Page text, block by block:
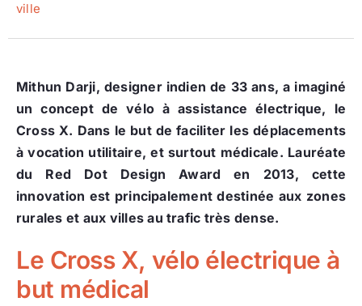
ville
Mithun Darji, designer indien de 33 ans, a imaginé
un concept de vélo à assistance électrique, le
Cross X. Dans le but de faciliter les déplacements
à vocation utilitaire, et surtout médicale. Lauréate
du Red Dot Design Award en 2013, cette
innovation est principalement destinée aux zones
rurales et aux villes au trafic très dense.
Le Cross X, vélo électrique à
but médical